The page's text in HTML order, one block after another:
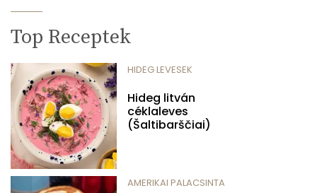
Top Receptek
HIDEG LEVESEK
Hideg litván
céklaleves
(Šaltibarščiai)
AMERIKAI PALACSINTA